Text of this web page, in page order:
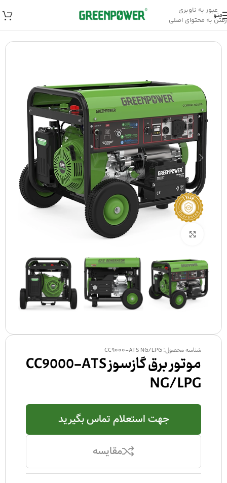
عبور به ناوبری
رفتن به محتوای اصلی
منو
خانه موتور برق موتور برق گازسوز
شناسه محصول: CC9000-ATS NG/LPG
موتور برق گازسوز CC9000-ATS
NG/LPG
جهت استعلام تماس بگیرید
مقایسه